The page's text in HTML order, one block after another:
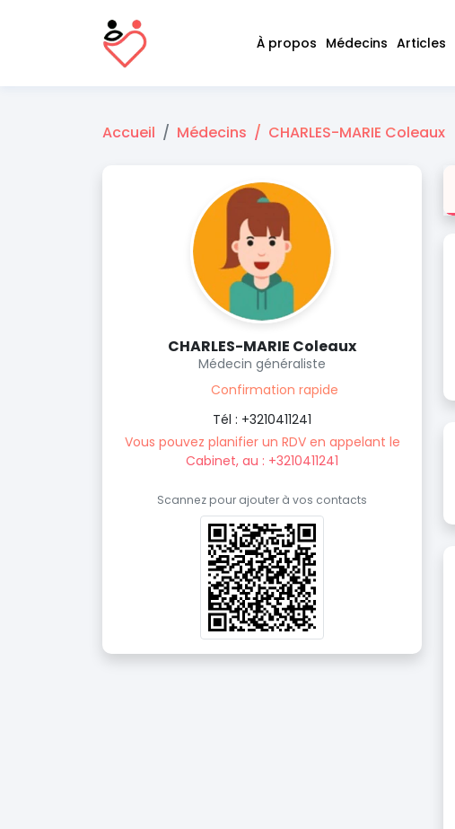
À propos Médecins Articles
Accueil Médecins CHARLES-MARIE Coleaux
CHARLES-MARIE Coleaux
Médecin généraliste
Confirmation rapide
Tél : +3210411241
Vous pouvez planifier un RDV en appelant le
Cabinet, au : +3210411241
Scannez pour ajouter à vos contacts